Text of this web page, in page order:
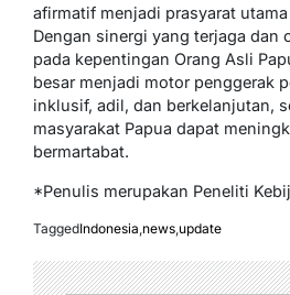
afirmatif menjadi prasyarat
Dengan sinergi yang terjaga dan
pada kepentingan Orang Asli
besar menjadi motor penggerak
inklusif, adil, dan berkelanjutan,
masyarakat Papua dapat
bermartabat.
*Penulis merupakan Peneliti
TaggedIndonesia news update